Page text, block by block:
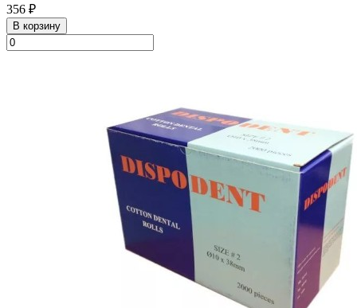
356 ₽
В корзину